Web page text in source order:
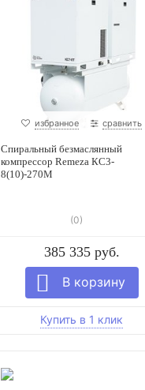
избранное сравнить
Спиральный безмаслянный
компрессор Remeza КС3-
8(10)-270М
(0)
385 335 руб.